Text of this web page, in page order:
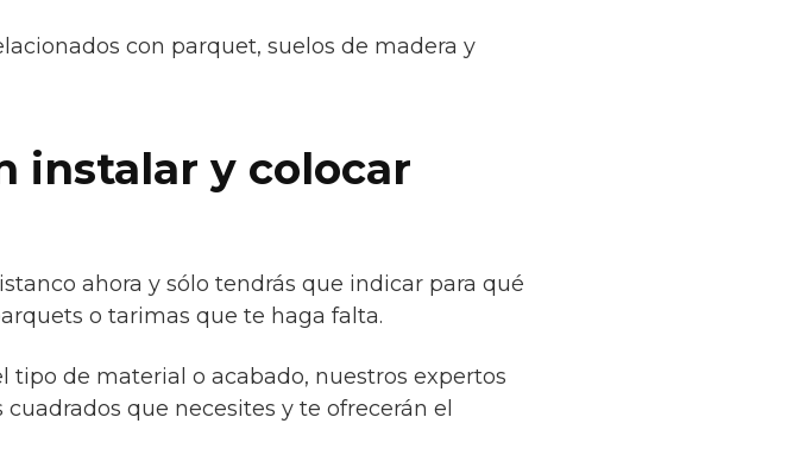
con parquet, suelos de madera y
instalar y colocar
ahora y sólo tendrás que indicar para qué
o tarimas que te haga falta.
tipo de material o acabado, nuestros expertos
que necesites y te ofrecerán el